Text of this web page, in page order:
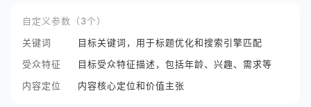
自定义参数（3个）
关键词
目标关键词，用于标题优化和搜索引擎匹配
受众特征
目标受众特征描述，包括年龄、兴趣、需求等
内容定位
内容核心定位和价值主张